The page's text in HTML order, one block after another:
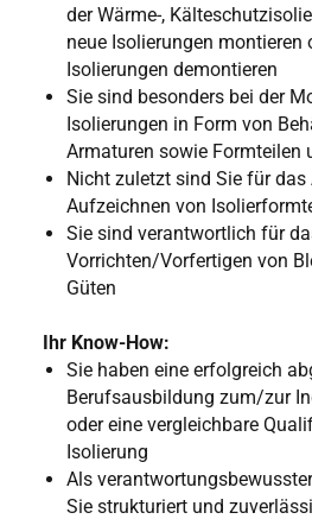
der Wärme-,
neue Isolierungen montieren
Isolierungen demontieren
Sie sind besonders bei der
Isolierungen in Form von
Armaturen sowie Formteilen
Nicht zuletzt sind Sie für das
Aufzeichnen von
Sie sind verantwortlich für
Vorrichten/Vorfertigen von
Güten
Ihr Know-How:
Sie haben eine erfolgreich
Berufsausbildung zum/zur
oder eine vergleichbare
Isolierung
Als
Sie strukturiert und